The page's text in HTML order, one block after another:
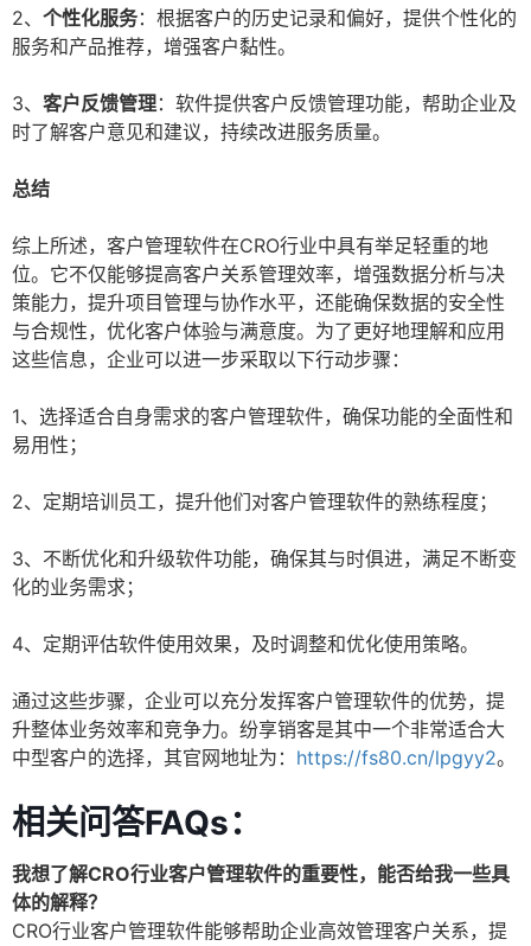
2、 个性化服务：根据客户的历史记录和偏好，提供个性化的
服务和产品推荐，增强客户黏性。
3、 客户反馈管理：软件提供客户反馈管理功能，帮助企业及
时了解客户意见和建议，持续改进服务质量。
总结
综上所述，客户管理软件在CRO行业中具有举足轻重的地
位。它不仅能够提高客户关系管理效率，增强数据分析与决
策能力，提升项目管理与协作水平，还能确保数据的安全性
与合规性，优化客户体验与满意度。为了更好地理解和应用
这些信息，企业可以进一步采取以下行动步骤：
1、选择适合自身需求的客户管理软件，确保功能的全面性和
易用性；
2、定期培训员工，提升他们对客户管理软件的熟练程度；
3、不断优化和升级软件功能，确保其与时俱进，满足不断变
化的业务需求；
4、定期评估软件使用效果，及时调整和优化使用策略。
通过这些步骤，企业可以充分发挥客户管理软件的优势，提
升整体业务效率和竞争力。纷享销客是其中一个非常适合大
中型客户的选择，其官网地址为： https://fs80.cn/lpgyy2。
相关问答FAQs：
我想了解CRO行业客户管理软件的重要性，能否给我一些具
体的解释？
CRO行业客户管理软件能够帮助企业高效管理客户关系，提